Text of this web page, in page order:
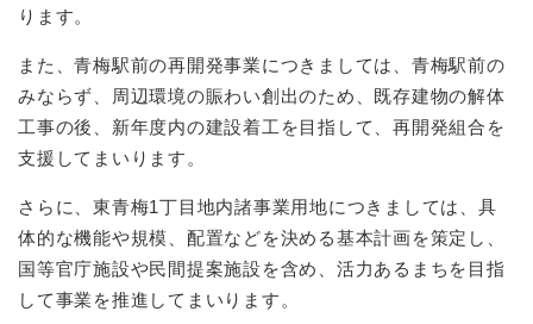
ります。
また、青梅駅前の再開発事業につきましては、青梅駅前の
みならず、周辺環境の賑わい創出のため、既存建物の解体
工事の後、新年度内の建設着工を目指して、再開発組合を
支援してまいります。
さらに、東青梅1丁目地内諸事業用地につきましては、具
体的な機能や規模、配置などを決める基本計画を策定し、
国等官庁施設や民間提案施設を含め、活力あるまちを目指
して事業を推進してまいります。